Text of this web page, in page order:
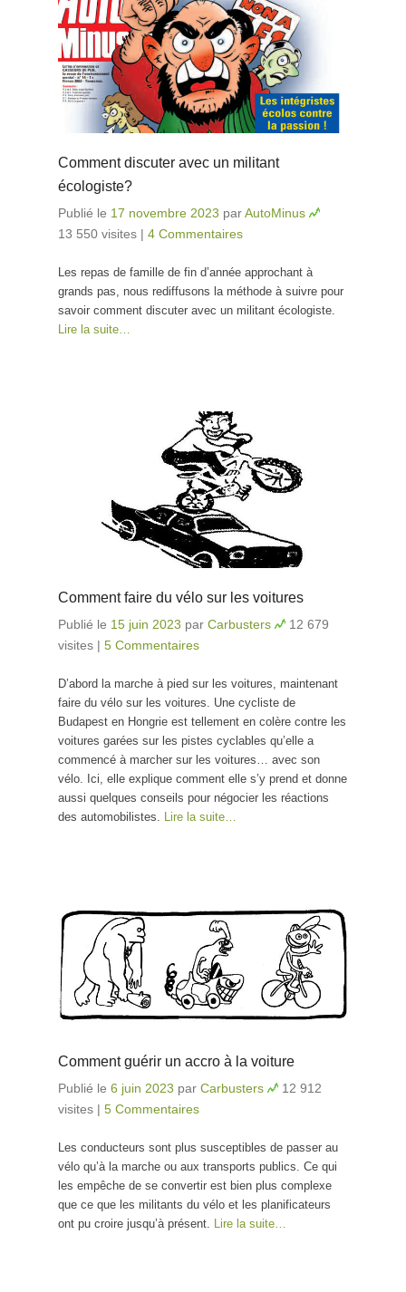
Comment discuter avec un militant
écologiste?
Publié le 17 novembre 2023 parAutoMinus
13 550 visites | 4 Commentaires
Les repas de famille de fin d’année approchant à
grands pas, nous rediffusons la méthode à suivre pour
savoir comment discuter avec un militant écologiste.
Lire la suite…
Comment faire du vélo sur les voitures
Publié le 15 juin 2023 par Carbusters
12 679
visites | 5 Commentaires
D’abord la marche à pied sur les voitures, maintenant
faire du vélo sur les voitures. Une cycliste de
Budapest en Hongrie est tellement en colère contre les
voitures garées sur les pistes cyclables qu’elle a
commencé à marcher sur les voitures… avec son
vélo. Ici, elle explique comment elle s’y prend et donne
aussi quelques conseils pour négocier les réactions
des automobilistes. Lire la suite…
Comment guérir un accro à la voiture
Publié le 6 juin 2023 par Carbusters
12 912
visites | 5 Commentaires
Les conducteurs sont plus susceptibles de passer au
vélo qu’à la marche ou aux transports publics. Ce qui
les empêche de se convertir est bien plus complexe
que ce que les militants du vélo et les planificateurs
ont pu croire jusqu’à présent. Lire la suite…